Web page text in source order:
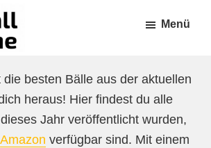
Menü
die besten Bälle aus der aktuellen
heraus! Hier findest du alle
Jahr veröffentlicht wurden,
Amazon verfügbar sind. Mit einem